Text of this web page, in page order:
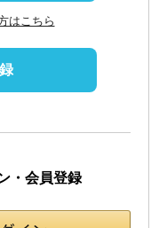
はこちら
・会員登録